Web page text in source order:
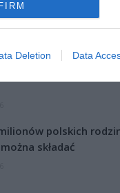
Deletion Data
polskich
składać